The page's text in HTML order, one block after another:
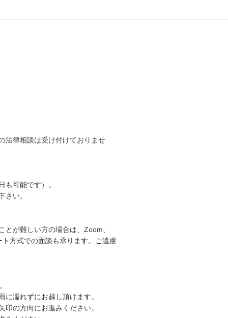
法律相談は受け付けておりませ
も可能です）。
さい。
が難しい方の場合は、Zoom、
方式での面談も承ります。ご遠慮
濡れずにお越し頂けます。
の方向にお進みください。